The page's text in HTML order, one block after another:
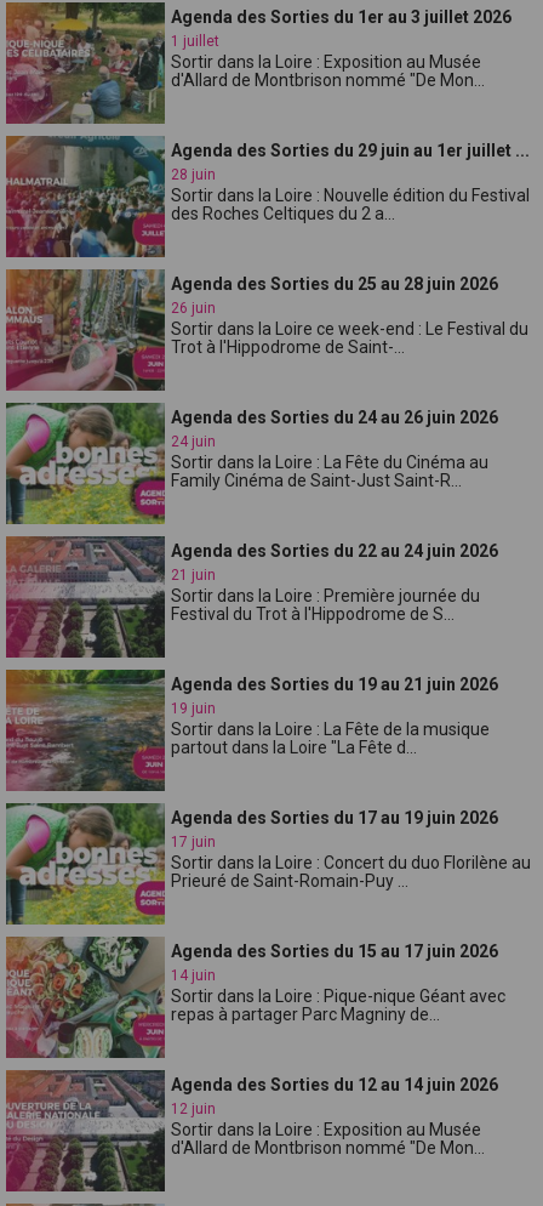
Agenda des Sorties du 1er au 3 juillet 2026
1 juillet
Sortir dans la Loire : Exposition au Musée
d'Allard de Montbrison nommé "De Mon...
Agenda des Sorties du 29 juin au 1er juillet ...
28 juin
Sortir dans la Loire : Nouvelle édition du Festival
des Roches Celtiques du 2 a...
Agenda des Sorties du 25 au 28 juin 2026
26 juin
Sortir dans la Loire ce week-end : Le Festival du
Trot à l'Hippodrome de Saint-...
Agenda des Sorties du 24 au 26 juin 2026
24 juin
Sortir dans la Loire : La Fête du Cinéma au
Family Cinéma de Saint-Just Saint-R...
Agenda des Sorties du 22 au 24 juin 2026
21 juin
Sortir dans la Loire : Première journée du
Festival du Trot à l'Hippodrome de S...
Agenda des Sorties du 19 au 21 juin 2026
19 juin
Sortir dans la Loire : La Fête de la musique
partout dans la Loire "La Fête d...
Agenda des Sorties du 17 au 19 juin 2026
17 juin
Sortir dans la Loire : Concert du duo Florilène au
Prieuré de Saint-Romain-Puy ...
Agenda des Sorties du 15 au 17 juin 2026
14 juin
Sortir dans la Loire : Pique-nique Géant avec
repas à partager Parc Magniny de...
Agenda des Sorties du 12 au 14 juin 2026
12 juin
Sortir dans la Loire : Exposition au Musée
d'Allard de Montbrison nommé "De Mon...